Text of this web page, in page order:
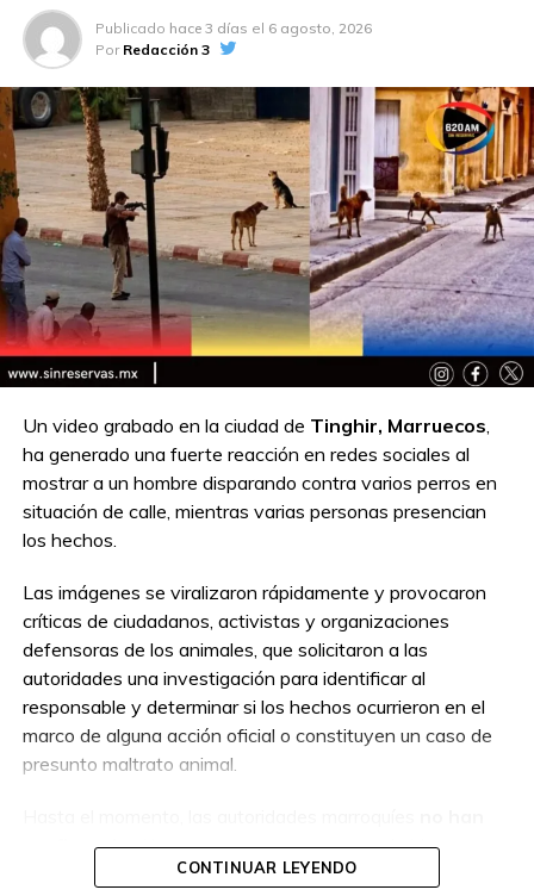
TEMAS RELACIONADOS:
A CONTINUACIÓN
FBI ofrece recompensa por motociclista con
bandera mexicana; Trump exige intervención
militar
NO TE PIERDAS
Ucrania y Rusia inician nuevo intercambio de
prisioneros en medio del conflicto
Publicado hace 3 días el 6 agosto, 2026
Por Redacción 3
Un video grabado en la ciudad de Tinghir, Marruecos,
ha generado una fuerte reacción en redes sociales al
mostrar a un hombre disparando contra varios perros en
situación de calle, mientras varias personas presencian
los hechos.
Las imágenes se viralizaron rápidamente y provocaron
críticas de ciudadanos, activistas y organizaciones
defensoras de los animales, que solicitaron a las
autoridades una investigación para identificar al
responsable y determinar si los hechos ocurrieron en el
marco de alguna acción oficial o constituyen un caso de
presunto maltrato animal.
confirmadosi la persona que aparece en el video
actuaba como parte de un operativo autorizado o por
CONTINUAR LEYENDO